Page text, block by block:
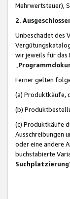
Mehrwertsteuer),
2.
Unbeschadet des
wir jeweils für das
Ferner gelten
(a) Produktkäufe,
(b)
(c) Produktkäufe
Ausschreibungen
oder eine andere
buchstabierte
Suchplatzierung